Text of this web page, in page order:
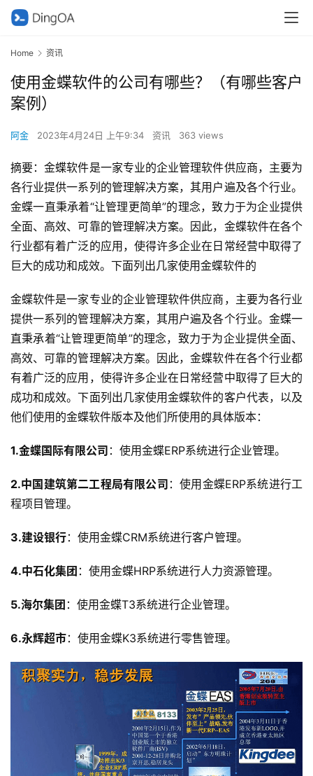
Home 资讯
使用金蝶软件的公司有哪些？（有哪些客户
案例）
阿金 2023年4月24日 上午9:34 资讯 363 views
摘要：金蝶软件是一家专业的企业管理软件供应商，主要为
各行业提供一系列的管理解决方案，其用户遍及各个行业。
金蝶一直秉承着“让管理更简单”的理念，致力于为企业提供
全面、高效、可靠的管理解决方案。因此，金蝶软件在各个
行业都有着广泛的应用，使得许多企业在日常经营中取得了
巨大的成功和成效。下面列出几家使用金蝶软件的
金蝶软件是一家专业的企业管理软件供应商，主要为各行业
提供一系列的管理解决方案，其用户遍及各个行业。金蝶一
直秉承着“让管理更简单”的理念，致力于为企业提供全面、
高效、可靠的管理解决方案。因此，金蝶软件在各个行业都
有着广泛的应用，使得许多企业在日常经营中取得了巨大的
成功和成效。下面列出几家使用金蝶软件的客户代表，以及
他们使用的金蝶软件版本及他们所使用的具体版本：
1.金蝶国际有限公司 ：使用金蝶ERP系统进行企业管理。
2.中国建筑第二工程局有限公司 ：使用金蝶ERP系统进行工
程项目管理。
3.建设银行：使用金蝶CRM系统进行客户管理。
4.中石化集团 ：使用金蝶HRP系统进行人力资源管理。
5.海尔集团 ：使用金蝶T3系统进行企业管理。
6.永辉超市：使用金蝶K3系统进行零售管理。